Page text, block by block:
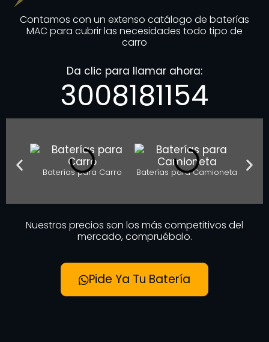
Contamos con un extenso catálogo de baterías
MAC para cubrir las necesidades todo tipo de
carro
Da clic para llamar ahora:
3008181154
Baterías para Carro Baterías para Camioneta
Nuestros precios son los más competitivos del
mercado, compruébalo.
Pide Ya Tu Batería